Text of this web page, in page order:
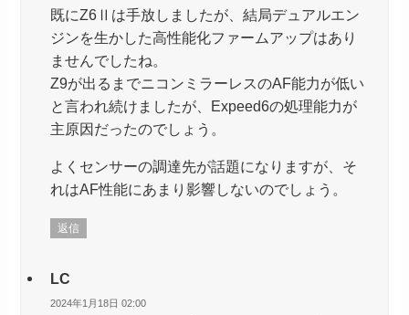
既にZ6Ⅱは手放しましたが、結局デュアルエン
ジンを生かした高性能化ファームアップはあり
ませんでしたね。
Z9が出るまでニコンミラーレスのAF能力が低い
と言われ続けましたが、Expeed6の処理能力が
主原因だったのでしょう。
よくセンサーの調達先が話題になりますが、そ
れはAF性能にあまり影響しないのでしょう。
返信
LC
2024年1月18日 02:00